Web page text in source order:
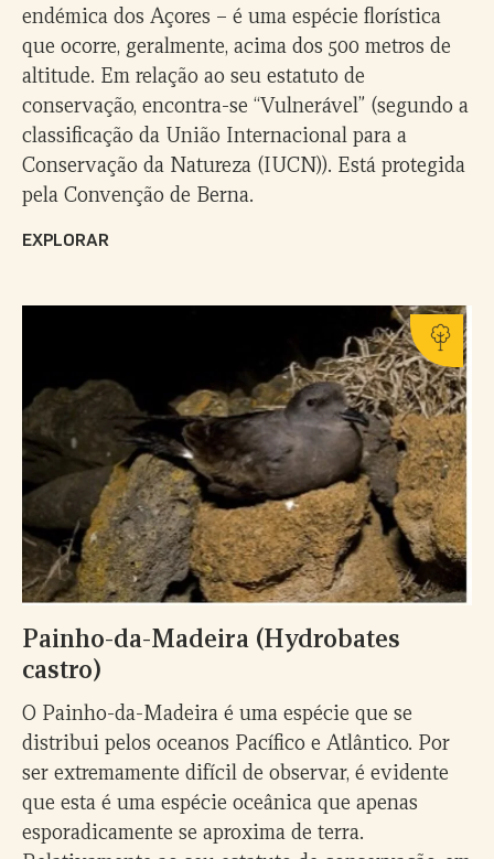
endémica dos Açores – é uma espécie florística
que ocorre, geralmente, acima dos 500 metros de
altitude. Em relação ao seu estatuto de
conservação, encontra-se “Vulnerável” (segundo a
classificação da União Internacional para a
Conservação da Natureza (IUCN)). Está protegida
pela Convenção de Berna.
EXPLORAR
Painho-da-Madeira (Hydrobates
castro)
O Painho-da-Madeira é uma espécie que se
distribui pelos oceanos Pacífico e Atlântico. Por
ser extremamente difícil de observar, é evidente
que esta é uma espécie oceânica que apenas
esporadicamente se aproxima de terra.